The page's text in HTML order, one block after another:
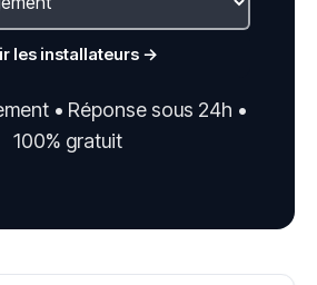
les installateurs →
• Réponse sous 24h •
100% gratuit